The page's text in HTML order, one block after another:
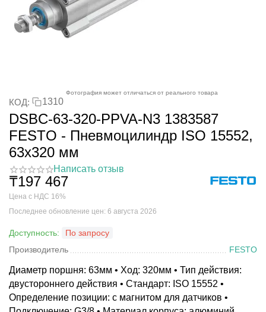
Фотография может отличаться от реального товара
КОД: 1310
DSBC-63-320-PPVA-N3 1383587
FESTO - Пневмоцилиндр ISO 15552,
63x320 мм
Написать отзыв
₸197 467
Цена с НДС 16%
Последнее обновление цен: 6 августа 2026
Доступность:
По запросу
Производитель
FESTO
Диаметр поршня: 63мм • Ход: 320мм • Тип действия:
двустороннего действия • Стандарт: ISO 15552 •
Определение позиции: с магнитом для датчиков •